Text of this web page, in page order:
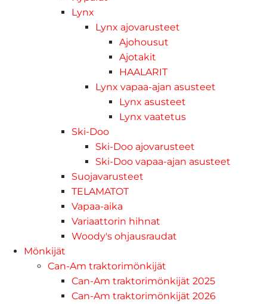
Lynx
Lynx ajovarusteet
Ajohousut
Ajotakit
HAALARIT
Lynx vapaa-ajan asusteet
Lynx asusteet
Lynx vaatetus
Ski-Doo
Ski-Doo ajovarusteet
Ski-Doo vapaa-ajan asusteet
Suojavarusteet
TELAMATOT
Vapaa-aika
Variaattorin hihnat
Woody's ohjausraudat
Mönkijät
Can-Am traktorimönkijät
Can-Am traktorimönkijät 2025
Can-Am traktorimönkijät 2026